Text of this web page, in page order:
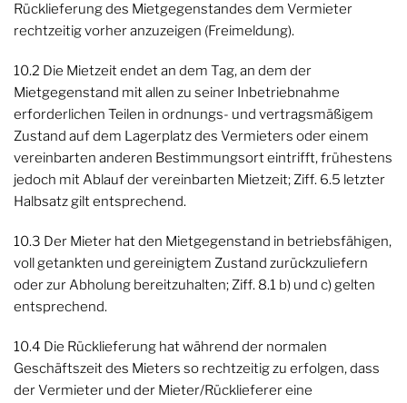
Rücklieferung des Mietgegenstandes dem Vermieter
rechtzeitig vorher anzuzeigen (Freimeldung).
10.2 Die Mietzeit endet an dem Tag, an dem der
Mietgegenstand mit allen zu seiner Inbetriebnahme
erforderlichen Teilen in ordnungs- und vertragsmäßigem
Zustand auf dem Lagerplatz des Vermieters oder einem
vereinbarten anderen Bestimmungsort eintrifft, frühestens
jedoch mit Ablauf der vereinbarten Mietzeit; Ziff. 6.5 letzter
Halbsatz gilt entsprechend.
10.3 Der Mieter hat den Mietgegenstand in betriebsfähigen,
voll getankten und gereinigtem Zustand zurückzuliefern
oder zur Abholung bereitzuhalten; Ziff. 8.1 b) und c) gelten
entsprechend.
10.4 Die Rücklieferung hat während der normalen
Geschäftszeit des Mieters so rechtzeitig zu erfolgen, dass
der Vermieter und der Mieter/Rücklieferer eine